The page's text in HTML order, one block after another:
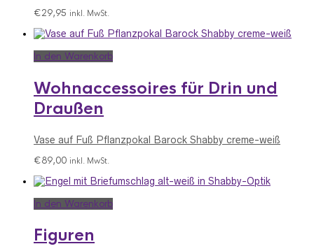
€29,95 inkl. MwSt.
In den Warenkorb
Wohnaccessoires für Drin und
Draußen
Vase auf Fuß Pflanzpokal Barock Shabby creme-weiß
€89,00 inkl. MwSt.
In den Warenkorb
Figuren